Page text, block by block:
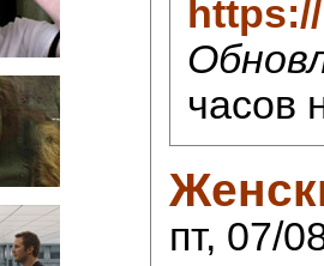
часов
пт, 07/